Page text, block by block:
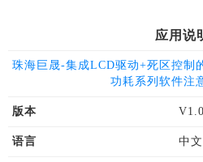
应用说
珠海巨晟-集成LCD驱动+死区控制
功耗系列软件注
版本 V1.0
语言 中文